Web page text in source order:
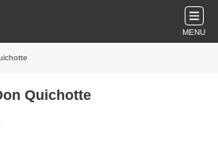
MENU
Quichotte